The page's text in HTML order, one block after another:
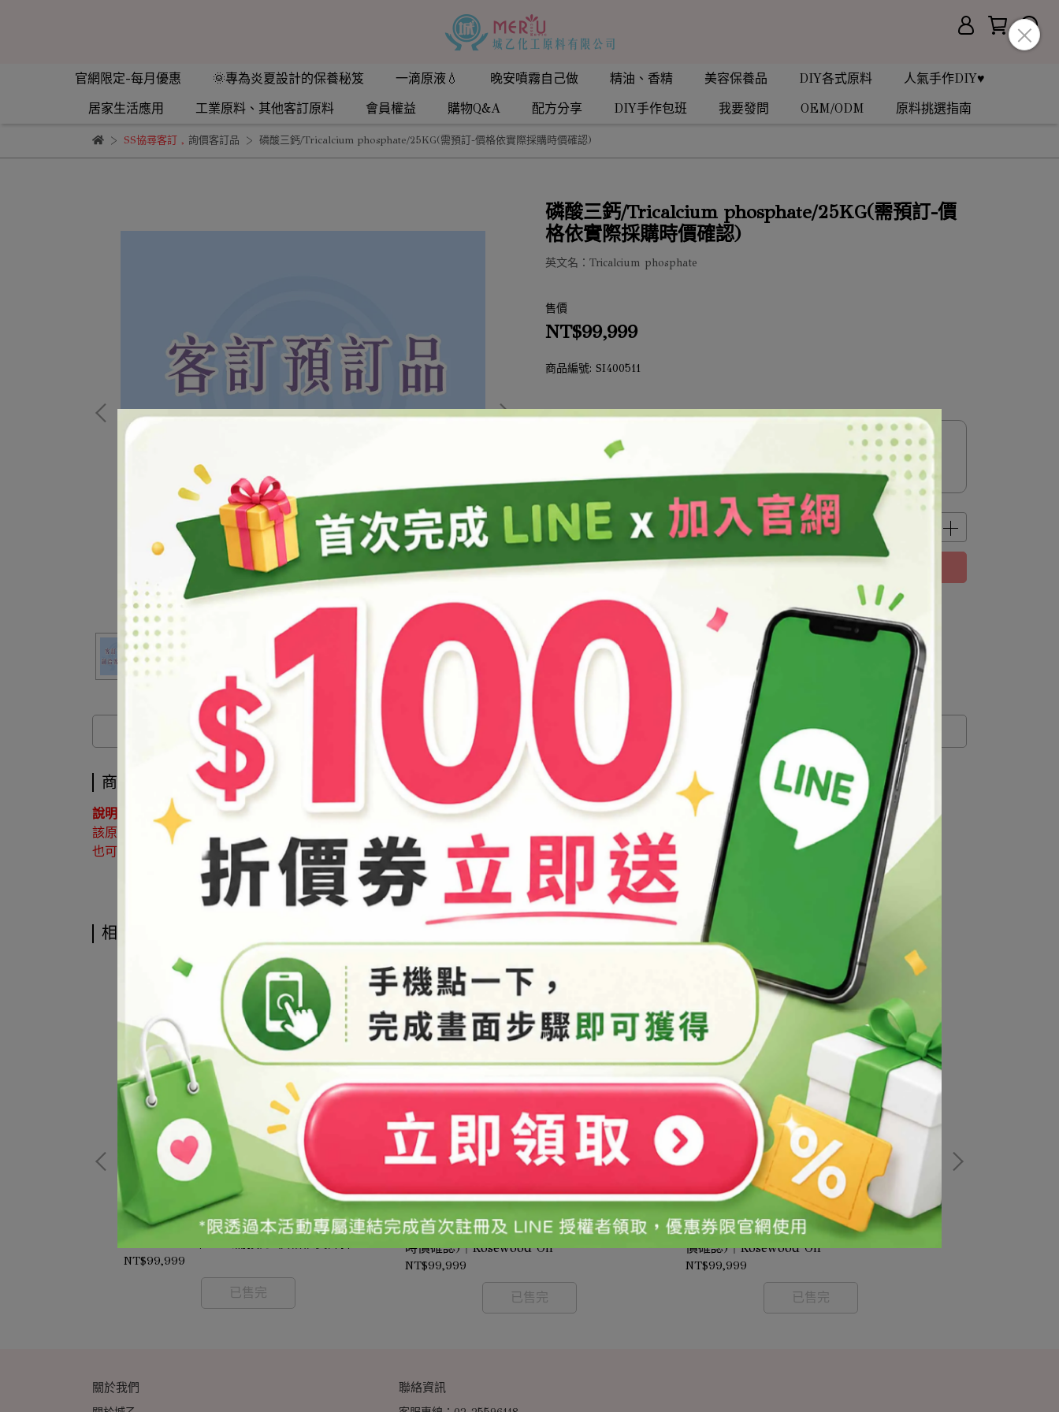
官網限定-每月優惠 🌞專為炎夏設計的保養秘笈 一滴原液💧 晚安噴霧自己做 精油、香精 美容保養品 DIY各式原料
人氣手作DIY♥
居家生活應用
工業原料、其他客訂原料 會員權益 購物Q&A 配方分享 DIY手作包班 我要發問 OEM/ODM 原料挑選指南
SS協尋客訂, 詢價客訂品 磷酸三鈣/Tricalcium phosphate/25KG(需預訂-價格依實際採購時價確認)
磷酸三鈣/Tricalcium phosphate/25KG(需預訂-價
格依實際採購時價確認)
英文名：Tricalcium phosphate
售價
NT$99,999
商品編號: SI400511
此商品參與的優惠活動
已售完，貨到通知我
加入最愛
商品介紹
商品介紹
說明 ：
該原料屬於協尋客訂品，如有購買需求請來電洽詢02-25596118
也可利用 LINE@官方帳號詢問 帳號搜尋「@syb1803x」
相關商品
保濕乾洗手凝露/Alcohol-Based Hand
時價確認)
NT$99,999
已售完
花梨木精油/500ml(需預訂-價格依實際採購
時價確認)｜Rosewood Oil
NT$99,999
已售完
花梨木精油/1kg(需預訂-價格依實際採購時
價確認)｜Rosewood Oil
NT$99,999
已售完
關於我們 聯絡資訊